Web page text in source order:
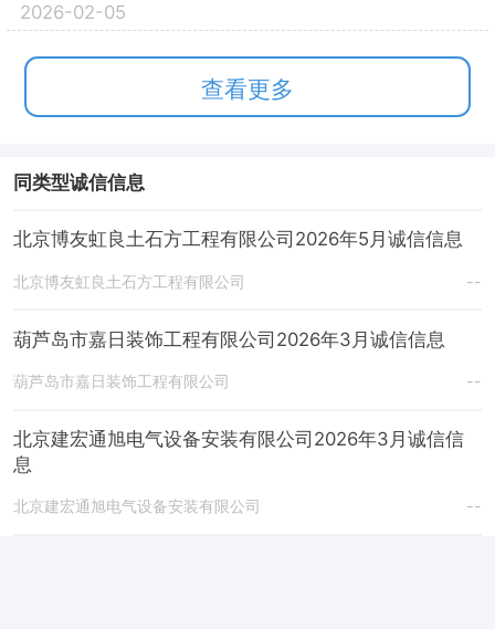
2026-02-05
查看更多
同类型诚信信息
北京博友虹良土石方工程有限公司2026年5月诚信信息
北京博友虹良土石方工程有限公司 --
葫芦岛市嘉日装饰工程有限公司2026年3月诚信信息
葫芦岛市嘉日装饰工程有限公司 --
北京建宏通旭电气设备安装有限公司2026年3月诚信信
息
北京建宏通旭电气设备安装有限公司 --